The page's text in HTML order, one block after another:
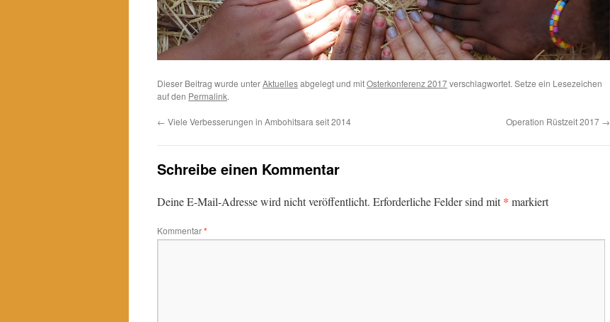
Dieser Beitrag wurde unterAktuellesabgelegt und mitOsterkonferenz 2017verschlagwortet. Setze ein Lesezeichen
auf den Permalink.
← Viele Verbesserungen in Ambohitsara seit 2014 Operation Rüstzeit 2017 →
Schreibe einen Kommentar
Deine E-Mail-Adresse wird nicht veröffentlicht. Erforderliche Felder sind mit* markiert
Kommentar*